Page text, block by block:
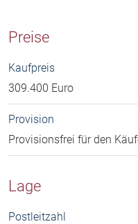
Preise
Kaufpreis
309.400 Euro
Provision
Provisionsfrei für den
Lage
Postleitzahl